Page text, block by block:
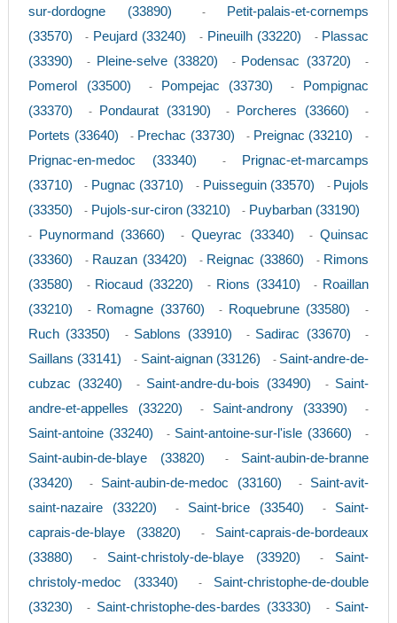
sur-dordogne (33890) -
Petit-palais-et-cornemps
(33570)
- Peujard (33240) - Pineuilh (33220) - Plassac
(33390)
- Pleine-selve (33820) - Podensac (33720) -
Pomerol (33500) - Pompejac (33730) -
Pompignac
(33370)
- Pondaurat (33190) - Porcheres (33660) -
Portets (33640) - Prechac (33730) - Preignac (33210) -
Prignac-en-medoc (33340) -
Prignac-et-marcamps
(33710)
- Pugnac (33710) - Puisseguin (33570) - Pujols
(33350)
- Pujols-sur-ciron (33210) - Puybarban (33190)
- Puynormand (33660) - Queyrac (33340) -Quinsac
(33360)
- Rauzan (33420) - Reignac (33860) - Rimons
(33580)
- Riocaud (33220) - Rions (33410) - Roaillan
(33210)
- Romagne (33760) - Roquebrune (33580) -
Ruch (33350) - Sablons (33910) - Sadirac (33670) -
Saillans (33141) - Saint-aignan (33126) - Saint-andre-de-
cubzac (33240)
- Saint-andre-du-bois (33490) - Saint-
andre-et-appelles (33220)
- Saint-androny (33390) -
Saint-antoine (33240) - Saint-antoine-sur-l'isle (33660) -
Saint-aubin-de-blaye (33820) - Saint-aubin-de-branne
(33420)
- Saint-aubin-de-medoc (33160) - Saint-avit-
saint-nazaire (33220)
- Saint-brice (33540) - Saint-
caprais-de-blaye (33820)
- Saint-caprais-de-bordeaux
(33880)
- Saint-christoly-de-blaye (33920) - Saint-
christoly-medoc (33340)
- Saint-christophe-de-double
(33230)
- Saint-christophe-des-bardes (33330) - Saint-